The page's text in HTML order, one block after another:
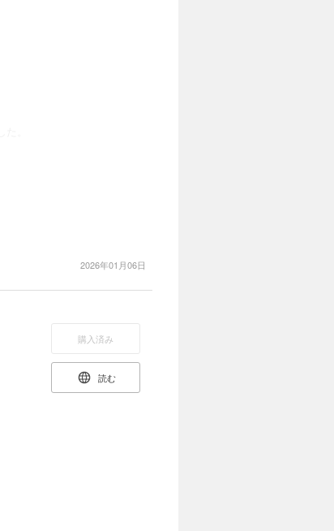
2026年01月06日
購入済み
読む